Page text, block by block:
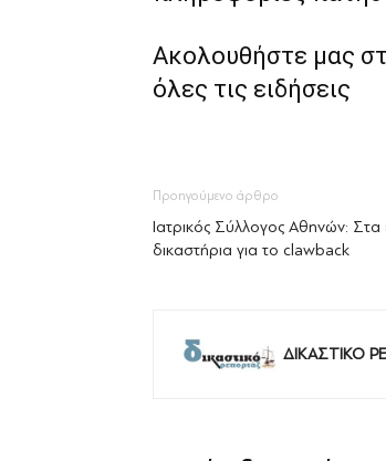
Ακολουθήστε μας
όλες τις ειδήσεις
Προηγούμενο άρθρο
Ιατρικός Σύλλογος Αθηνών: Στα
δικαστήρια για το clawback
ΔΙΚΑΣΤΙΚΟ